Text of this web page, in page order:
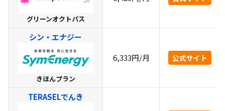
グリーンオクトパス
シン・エナジー
きほんプラン
6,333円/月 公式サイト
TERASELでんき